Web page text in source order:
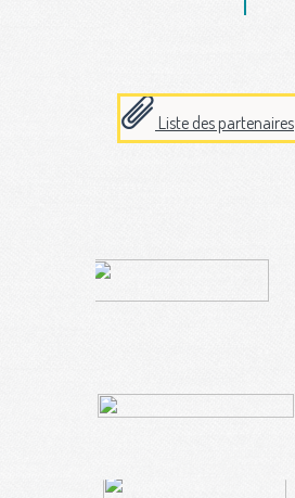
Liste des partenaires